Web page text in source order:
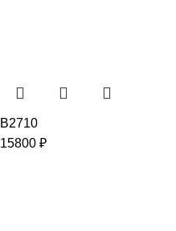
B2710
15800 ₽